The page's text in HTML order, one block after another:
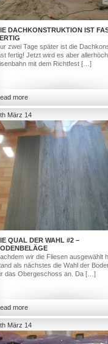
DACHKONSTRUKTION IST
zwei Tage später ist die
fertig! Jetzt wird es aber
mit dem Richtfest […]
more
März 14
QUAL DER WAHL #2 –
wir die Fliesen ausgewählt
als nächstes die Wahl der
das Obergeschoss an. Da […]
more
März 14